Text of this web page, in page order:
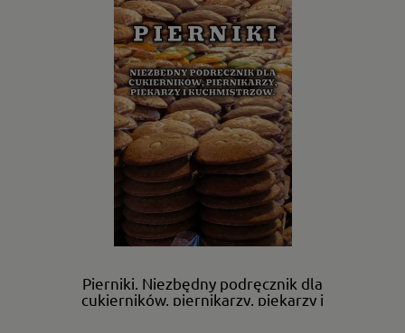
Pierniki. Niezbędny podręcznik dla
cukierników, piernikarzy, piekarzy i